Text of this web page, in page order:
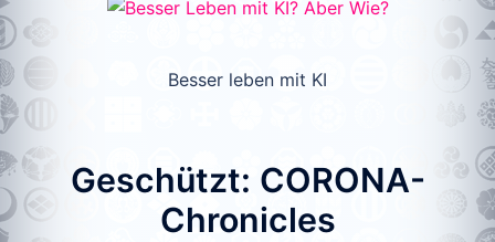
Besser leben mit KI
Geschützt: CORONA-
Chronicles